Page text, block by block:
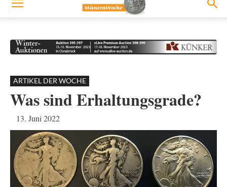
ARTIKEL DER WOCHE
Was sind Erhaltungsgrade?
13. Juni 2022